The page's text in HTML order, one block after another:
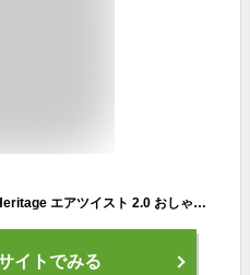
安全靴 PUMA プーマ ヘリテイジ Heritage エアツイスト 2.0 おしゃれ かわいい 衝撃吸収 制電 ローカット 作業靴 スエード カジュアル アウトドア DIY メンズ レディース Airtwist 2.0 Low バイク スニーカー マイクロファイバー かっこいい 人気 女子 職人 クーポン あり
イトでみる